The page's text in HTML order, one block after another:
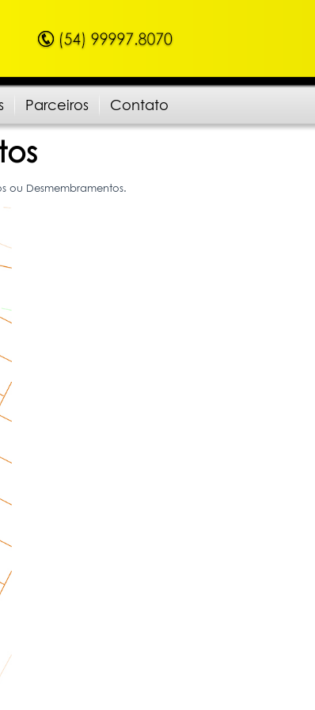
Parceiros Contato
ou Desmembramentos.